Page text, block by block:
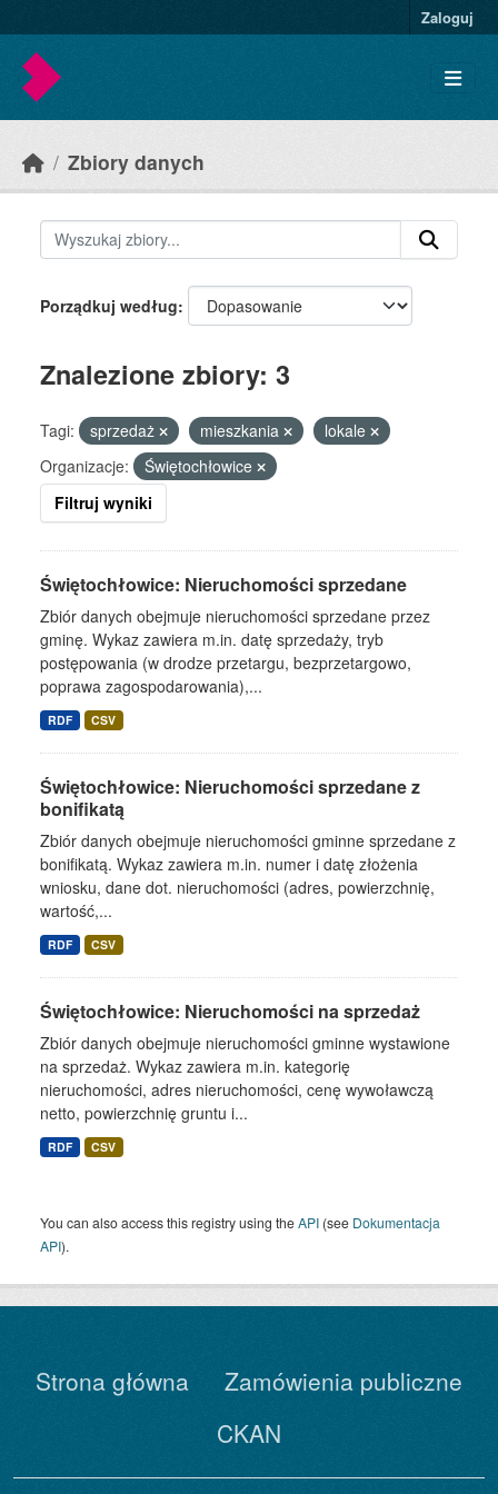
Zaloguj
Zbiory danych
Porządkuj według
Znalezione zbiory: 3
Tagi: sprzedaż mieszkania
lokale
Organizacje:
Świętochłowice
Filtruj wyniki
Świętochłowice: Nieruchomości sprzedane
Zbiór danych obejmuje nieruchomości sprzedane przez
gminę. Wykaz zawiera m.in. datę sprzedaży, tryb
postępowania (w drodze przetargu, bezprzetargowo,
poprawa zagospodarowania),...
RDF CSV
Świętochłowice: Nieruchomości sprzedane z
bonifikatą
Zbiór danych obejmuje nieruchomości gminne sprzedane z
bonifikatą. Wykaz zawiera m.in. numer i datę złożenia
wniosku, dane dot. nieruchomości (adres, powierzchnię,
wartość,...
RDF CSV
Świętochłowice: Nieruchomości na sprzedaż
Zbiór danych obejmuje nieruchomości gminne wystawione
na sprzedaż. Wykaz zawiera m.in. kategorię
nieruchomości, adres nieruchomości, cenę wywoławczą
netto, powierzchnię gruntu i...
RDF CSV
You can also access this registry using theAPI (see Dokumentacja
API).
Strona główna
Zamówienia publiczne
CKAN